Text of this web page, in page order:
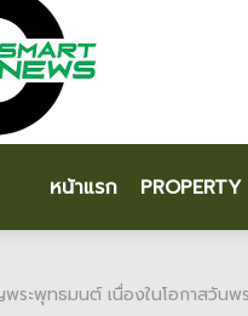
หน้าแรก PROPERTY
ระพุทธมนต์ เนื่องในโอกาสวัน